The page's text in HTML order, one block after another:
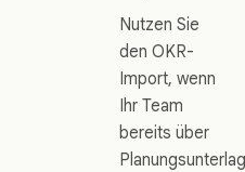
Nutzen Sie
den OKR-
Import, wenn
Ihr Team
bereits über